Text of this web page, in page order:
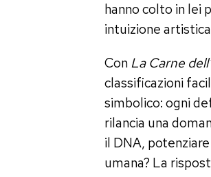
hanno colto in lei
intuizione
ConLa Carne
classificazioni
simbolico: ogni
rilancia una
il DNA,
umana? La